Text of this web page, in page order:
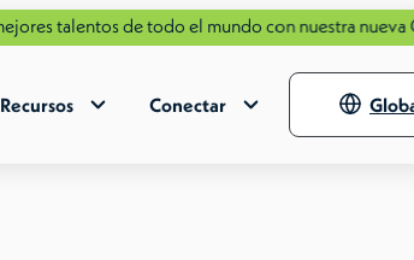
de todo el mundo con nuestra nueva Guía de
Recursos Conectar